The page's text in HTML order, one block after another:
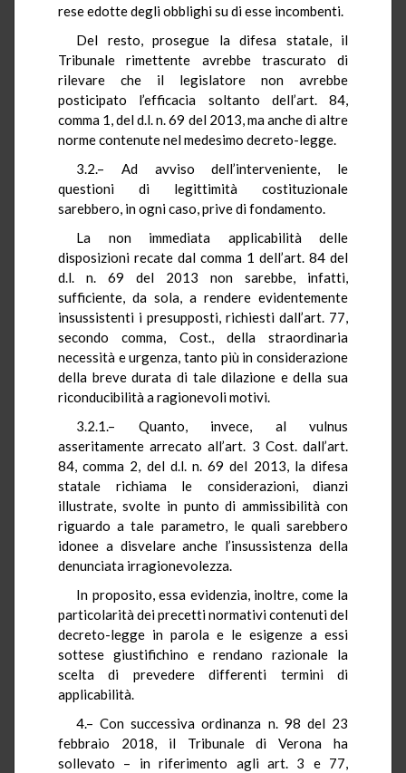
rese edotte degli obblighi su di esse incombenti.
Del resto, prosegue la difesa statale, il
Tribunale rimettente avrebbe trascurato di
rilevare che il legislatore non avrebbe
posticipato l’efficacia soltanto dell’art. 84,
comma 1, del d.l. n. 69 del 2013, ma anche di altre
norme contenute nel medesimo decreto-legge.
3.2.– Ad avviso dell’interveniente, le
questioni di legittimità costituzionale
sarebbero, in ogni caso, prive di fondamento.
La non immediata applicabilità delle
disposizioni recate dal comma 1 dell’art. 84 del
d.l. n. 69 del 2013 non sarebbe, infatti,
sufficiente, da sola, a rendere evidentemente
insussistenti i presupposti, richiesti dall’art. 77,
secondo comma, Cost., della straordinaria
necessità e urgenza, tanto più in considerazione
della breve durata di tale dilazione e della sua
riconducibilità a ragionevoli motivi.
3.2.1.– Quanto, invece, al vulnus
asseritamente arrecato all’art. 3 Cost. dall’art.
84, comma 2, del d.l. n. 69 del 2013, la difesa
statale richiama le considerazioni, dianzi
illustrate, svolte in punto di ammissibilità con
riguardo a tale parametro, le quali sarebbero
idonee a disvelare anche l’insussistenza della
denunciata irragionevolezza.
In proposito, essa evidenzia, inoltre, come la
particolarità dei precetti normativi contenuti del
decreto-legge in parola e le esigenze a essi
sottese giustifichino e rendano razionale la
scelta di prevedere differenti termini di
applicabilità.
4.– Con successiva ordinanza n. 98 del 23
febbraio 2018, il Tribunale di Verona ha
sollevato – in riferimento agli art. 3 e 77,